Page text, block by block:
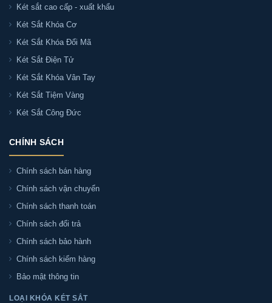
Két sắt cao cấp - xuất khẩu
Két Sắt Khóa Cơ
Két Sắt Khóa Đổi Mã
Két Sắt Điện Tử
Két Sắt Khóa Vân Tay
Két Sắt Tiệm Vàng
Két Sắt Công Đức
CHÍNH SÁCH
Chính sách bán hàng
Chính sách vận chuyển
Chính sách thanh toán
Chính sách đổi trả
Chính sách bảo hành
Chính sách kiểm hàng
Bảo mật thông tin
LOẠI KHÓA KÉT SẮT